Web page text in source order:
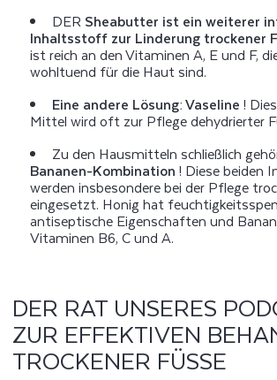
DER Sheabutter ist ein weiterer
Inhaltsstoff zur Linderung trockener
ist reich an den Vitaminen A, E und F,
wohltuend für die Haut sind.
Eine andere Lösung: Vaseline !
Mittel wird oft zur Pflege dehydrierter
Zu den Hausmitteln schließlich
Bananen-Kombination ! Diese beiden
werden insbesondere bei der Pflege
eingesetzt. Honig hat
antiseptische Eigenschaften und
Vitaminen B6, C und A.
DER RAT UNSERES
ZUR EFFEKTIVEN
TROCKENER FÜSSE